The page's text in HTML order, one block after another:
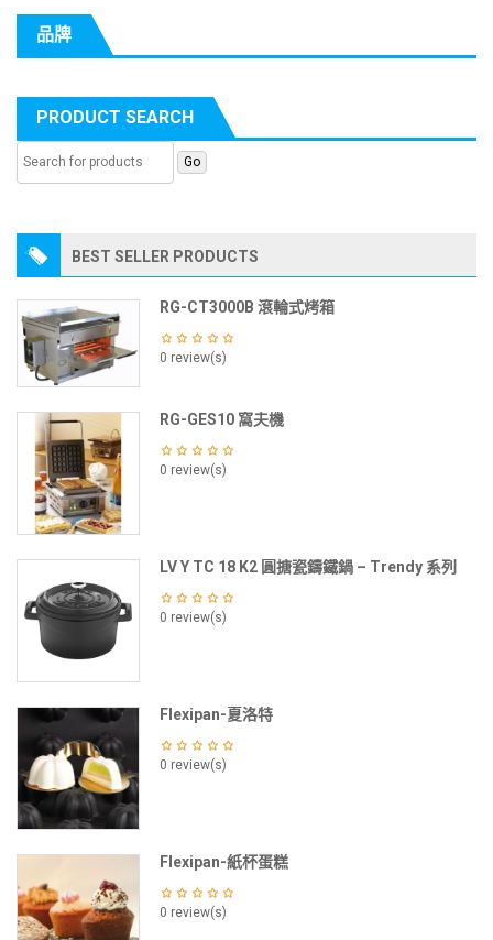
品牌
PRODUCT SEARCH
BEST SELLER PRODUCTS
RG-CT3000B 滾輪式烤箱
0 review(s)
RG-GES10 窩夫機
0 review(s)
LV Y TC 18 K2 圓搪瓷鑄鐵鍋 – Trendy 系列
0 review(s)
Flexipan-夏洛特
0 review(s)
Flexipan-紙杯蛋糕
0 review(s)